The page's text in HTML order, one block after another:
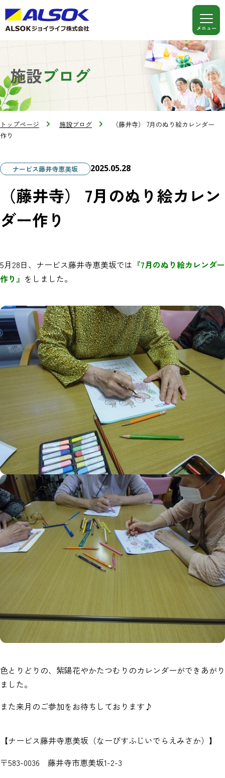
施設ブログ
トップページ 施設ブログ
（藤井寺） 7月のぬり絵カレンダー
作り
ナービス藤井寺恵美坂 2025.05.28
（藤井寺） 7月のぬり絵カレン
ダー作り
5月28日、ナービス藤井寺恵美坂では 『7月のぬり絵カレンダー
作り』 をしました。
色とりどりの、紫陽花やかたつむりのカレンダーができあがり
ました。
また来月のご参加をお待ちしております♪
【ナービス藤井寺恵美坂（なーびすふじいでらえみさか）】
〒583-0036 藤井寺市恵美坂1-2-3